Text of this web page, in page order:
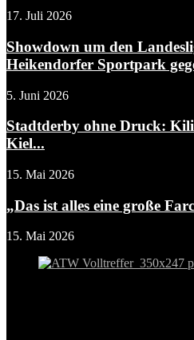
17. Juli 2026
Showdown um den
Heikendorfer Sportpark
5. Juni 2026
Stadtderby ohne Druck:
Kiel...
15. Mai 2026
„Das ist alles eine große
15. Mai 2026